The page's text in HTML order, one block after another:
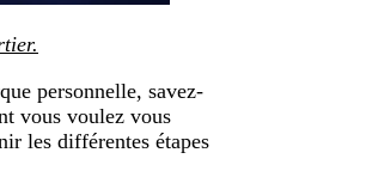
personnelle, savez-
vous voulez vous
les différentes étapes